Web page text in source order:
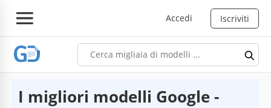
Accedi Iscriviti
I migliori modelli Google -